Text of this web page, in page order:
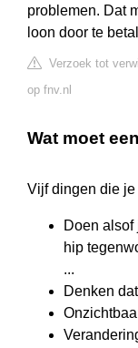
problemen. Dat
loon door te
Verzoek tot
op fnv.nl
Wat moet
Vijf dingen die
Doen alsof
hip
...
Denken